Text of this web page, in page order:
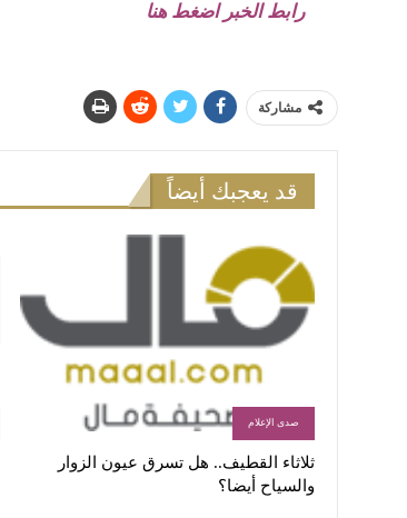
رابط الخبر اضغط هنا
مشاركة
قد يعجبك أيضاً
صدى الإعلام
ثلاثاء القطيف.. هل تسرق عيون الزوار
والسياح أيضا؟